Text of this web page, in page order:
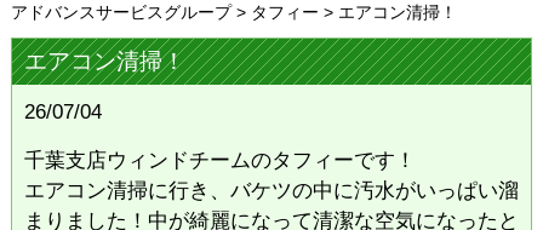
アドバンスサービスグループ> タフィー > エアコン清掃！
エアコン清掃！
26/07/04
千葉支店ウィンドチームのタフィーです！
エアコン清掃に行き、バケツの中に汚水がいっぱい溜
まりました！中が綺麗になって清潔な空気になったと